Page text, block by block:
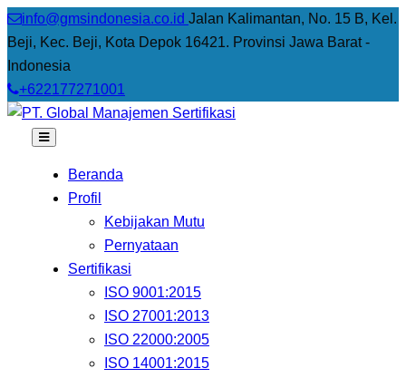
info@gmsindonesia.co.id Jalan Kalimantan, No. 15 B, Kel.
Beji, Kec. Beji, Kota Depok 16421. Provinsi Jawa Barat -
Indonesia
+622177271001
Beranda
Profil
Kebijakan Mutu
Pernyataan
Sertifikasi
ISO 9001:2015
ISO 27001:2013
ISO 22000:2005
ISO 14001:2015